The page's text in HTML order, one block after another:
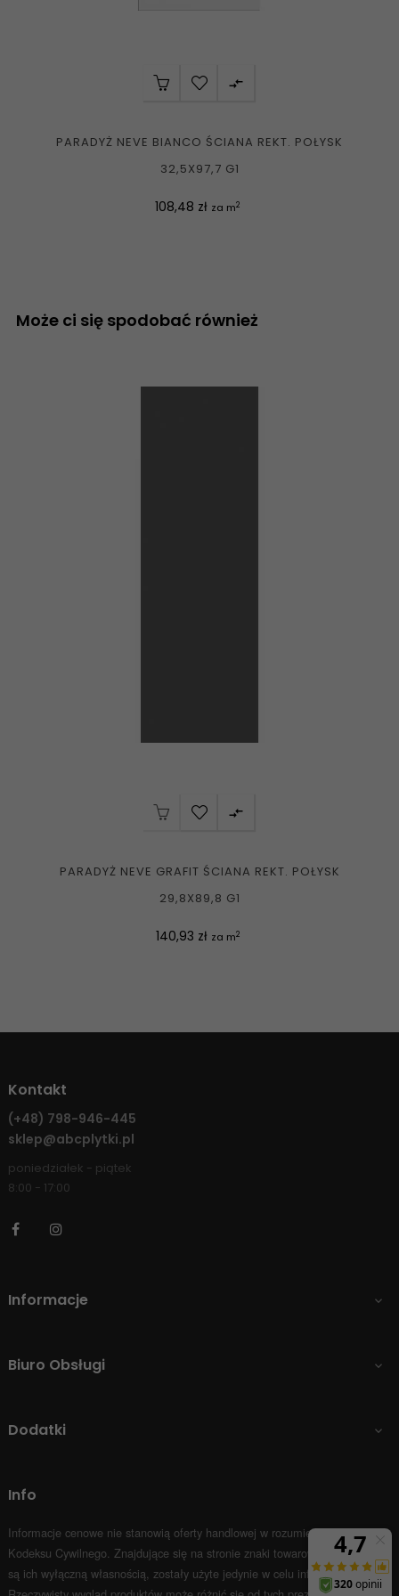

PARADYŻ NEVE BIANCO ŚCIANA REKT. POŁYSK
32,5X97,7 G1
Cena
108,48 zł za m2
Może ci się spodobać również

PARADYŻ NEVE GRAFIT ŚCIANA REKT. POŁYSK
29,8X89,8 G1
Cena
140,93 zł za m2
Kontakt
(+48) 798-946-445
sklep@abcplytki.pl
poniedziałek - piątek
8:00 - 17:00
Facebook
Informacje 
Biuro Obsługi 
Dodatki 
Info
Informacje cenowe nie stanowią oferty handlowej w rozumieniu Art.66 par.1
Kodeksu Cywilnego. Znajdujące się na stronie znaki towarowe i nazwy firm
są ich wyłączną własnością, zostały użyte jedynie w celu informacyjnym.